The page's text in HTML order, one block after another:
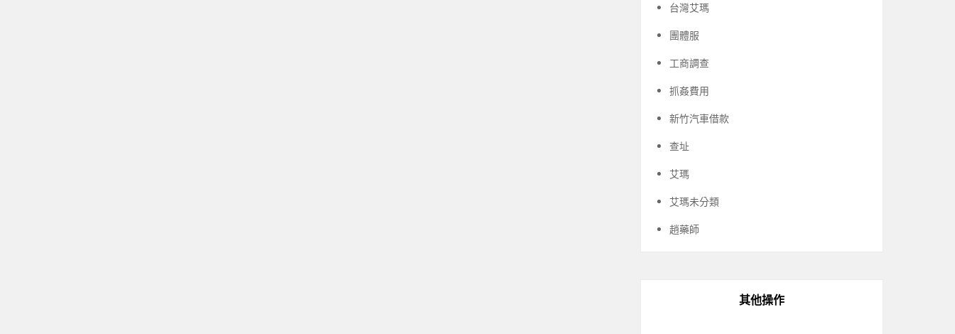
台灣艾瑪
團體服
工商調查
抓姦費用
新竹汽車借款
查址
艾瑪
艾瑪未分類
趙藥師
其他操作